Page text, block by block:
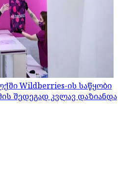
Wildberries-ის საწყობი
შედეგად კვლავ დაზიანდა